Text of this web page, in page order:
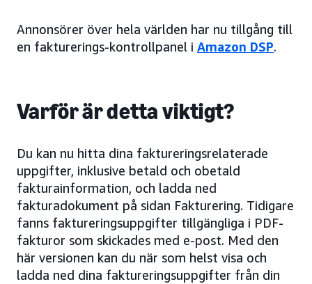
Annonsörer över hela världen har nu tillgång till
en fakturerings-kontrollpanel i Amazon DSP.
Varför är detta viktigt?
Du kan nu hitta dina faktureringsrelaterade
uppgifter, inklusive betald och obetald
fakturainformation, och ladda ned
fakturadokument på sidan Fakturering. Tidigare
fanns faktureringsuppgifter tillgängliga i PDF-
fakturor som skickades med e-post. Med den
här versionen kan du när som helst visa och
ladda ned dina faktureringsuppgifter från din